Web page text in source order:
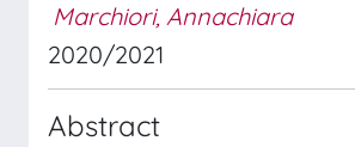
Marchiori, Annachiara
2020/2021
Abstract